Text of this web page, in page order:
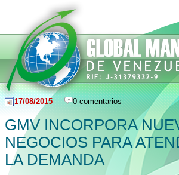
17/08/2015 0 comentarios
GMV INCORPORA
NEGOCIOS PARA
LA DEMANDA